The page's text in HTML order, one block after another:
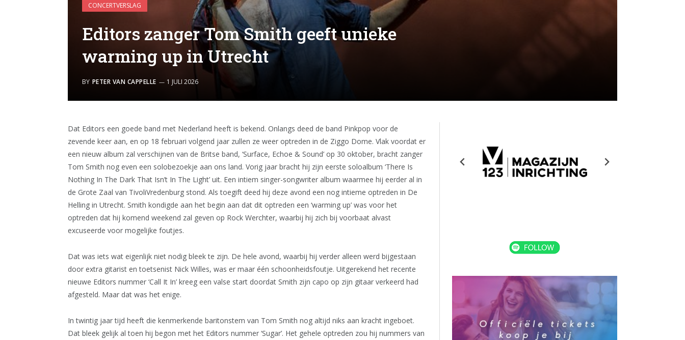
CONCERTVERSLAG
Editors zanger Tom Smith geeft unieke
warming up in Utrecht
BY PETER VAN CAPPELLE 1 JULI 2026
Dat Editors een goede band met Nederland heeft is bekend. Onlangs deed de band Pinkpop voor de
zevende keer aan, en op 18 februari volgend jaar zullen ze weer optreden in de Ziggo Dome. Vlak voordat er
een nieuw album zal verschijnen van de Britse band, ‘Surface, Echoe & Sound’ op 30 oktober, bracht zanger
Tom Smith nog even een solobezoekje aan ons land. Vorig jaar bracht hij zijn eerste soloalbum ‘There Is
Nothing In The Dark That Isn’t In The Light’ uit. Een intiem singer-songwriter album waarmee hij eerder al in
de Grote Zaal van TivoliVredenburg stond. Als toegift deed hij deze avond een nog intieme optreden in De
Helling in Utrecht. Smith kondigde aan het begin aan dat dit optreden een ‘warming up’ was voor het
optreden dat hij komend weekend zal geven op Rock Werchter, waarbij hij zich bij voorbaat alvast
excuseerde voor mogelijke foutjes.
Dat was iets wat eigenlijk niet nodig bleek te zijn. De hele avond, waarbij hij verder alleen werd bijgestaan
door extra gitarist en toetsenist Nick Willes, was er maar één schoonheidsfoutje. Uitgerekend het recente
nieuwe Editors nummer ‘Call It In’ kreeg een valse start doordat Smith zijn capo op zijn gitaar verkeerd had
afgesteld. Maar dat was het enige.
In twintig jaar tijd heeft die kenmerkende baritonstem van Tom Smith nog altijd niks aan kracht ingeboet.
Dat bleek gelijk al toen hij begon met het Editors nummer ‘Sugar’. Het gehele optreden zou hij nummers van